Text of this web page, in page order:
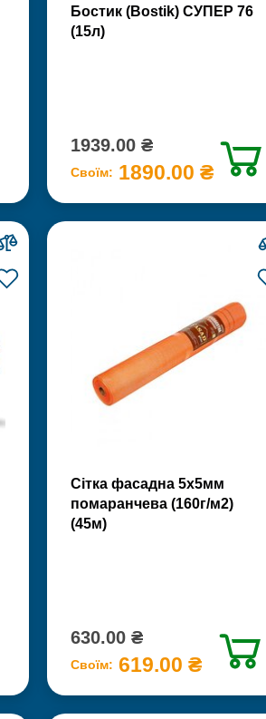
Бостик (Bostik) СУПЕР 76
(15л)
1939.00 ₴
Своїм: 1890.00 ₴
Сітка фасадна 5х5мм
помаранчева (160г/м2)
(45м)
630.00 ₴
Своїм: 619.00 ₴